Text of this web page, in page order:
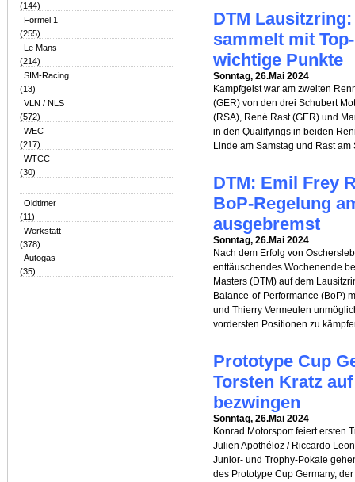
(144)
Formel 1
(255)
Le Mans
(214)
SIM-Racing
(13)
VLN / NLS
(572)
WEC
(217)
WTCC
(30)
Oldtimer
(11)
Werkstatt
(378)
Autogas
(35)
DTM
sammelt mit
wichtige Punkte
Sonntag, 26.Mai 2024
Kampfgeist war am zweiten
(GER) von den drei Schubert
(RSA), René Rast (GER) und
in den Qualifyings in beiden
Linde am Samstag und Rast
DTM: Emil Frey
BoP-Regelung
ausgebremst
Sonntag, 26.Mai 2024
Nach dem Erfolg von
enttäuschendes Wochenende
Masters (DTM) auf dem
Balance-of-Performance (BoP)
und Thierry Vermeulen
vordersten Positionen zu
Prototype Cup
Torsten Kratz
bezwingen
Sonntag, 26.Mai 2024
Konrad Motorsport feiert ersten
Julien Apothéloz / Riccardo
Junior- und Trophy-Pokale
des Prototype Cup Germany,